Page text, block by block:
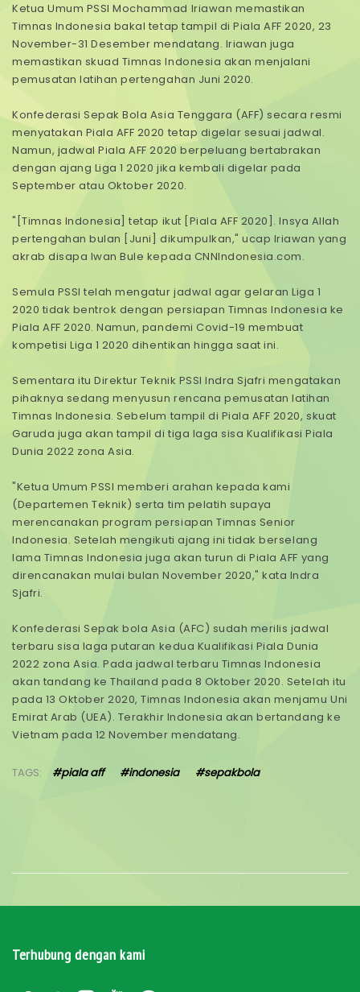
Ketua Umum PSSI Mochammad Iriawan memastikan
Timnas Indonesia bakal tetap tampil di Piala AFF 2020, 23
November-31 Desember mendatang. Iriawan juga
memastikan skuad Timnas Indonesia akan menjalani
pemusatan latihan pertengahan Juni 2020.
Konfederasi Sepak Bola Asia Tenggara (AFF) secara resmi
menyatakan Piala AFF 2020 tetap digelar sesuai jadwal.
Namun, jadwal Piala AFF 2020 berpeluang bertabrakan
dengan ajang Liga 1 2020 jika kembali digelar pada
September atau Oktober 2020.
"[Timnas Indonesia] tetap ikut [Piala AFF 2020]. Insya Allah
pertengahan bulan [Juni] dikumpulkan," ucap Iriawan yang
akrab disapa Iwan Bule kepada CNNIndonesia.com.
Semula PSSI telah mengatur jadwal agar gelaran Liga 1
2020 tidak bentrok dengan persiapan Timnas Indonesia ke
Piala AFF 2020. Namun, pandemi Covid-19 membuat
kompetisi Liga 1 2020 dihentikan hingga saat ini.
Sementara itu Direktur Teknik PSSI Indra Sjafri mengatakan
pihaknya sedang menyusun rencana pemusatan latihan
Timnas Indonesia. Sebelum tampil di Piala AFF 2020, skuat
Garuda juga akan tampil di tiga laga sisa Kualifikasi Piala
Dunia 2022 zona Asia.
"Ketua Umum PSSI memberi arahan kepada kami
(Departemen Teknik) serta tim pelatih supaya
merencanakan program persiapan Timnas Senior
Indonesia. Setelah mengikuti ajang ini tidak berselang
lama Timnas Indonesia juga akan turun di Piala AFF yang
direncanakan mulai bulan November 2020," kata Indra
Sjafri.
Konfederasi Sepak bola Asia (AFC) sudah merilis jadwal
terbaru sisa laga putaran kedua Kualifikasi Piala Dunia
2022 zona Asia. Pada jadwal terbaru Timnas Indonesia
akan tandang ke Thailand pada 8 Oktober 2020. Setelah itu
pada 13 Oktober 2020, Timnas Indonesia akan menjamu Uni
Emirat Arab (UEA). Terakhir Indonesia akan bertandang ke
Vietnam pada 12 November mendatang.
TAGS: #piala aff #indonesia #sepakbola
Terhubung dengan kami